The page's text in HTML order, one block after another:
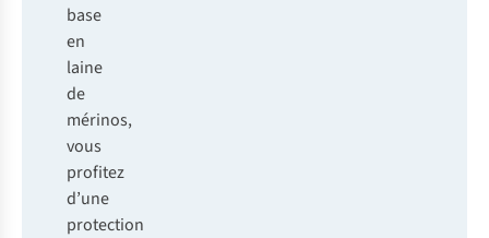
base
en
laine
de
mérinos,
vous
profitez
d’une
protection